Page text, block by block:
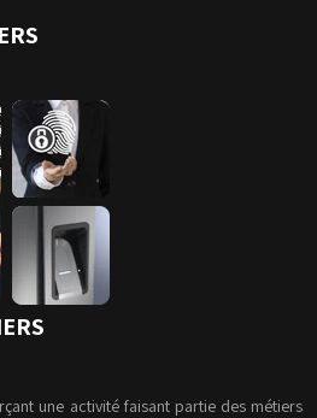
une activité faisant partie des métiers